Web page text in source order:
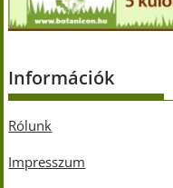
Információk
Rólunk
Impresszum